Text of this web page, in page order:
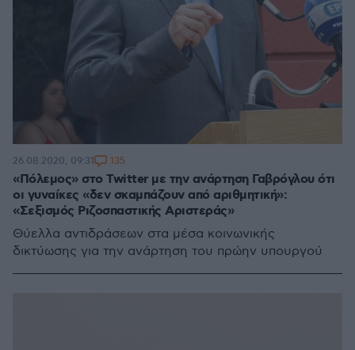
«Πόλεμος» στο Twitter με την ανάρτηση Γαβρόγλου ότι
οι γυναίκες «δεν σκαμπάζουν από αριθμητική»:
«Σεξισμός Ριζοσπαστικής Αριστεράς»
Θύελλα αντιδράσεων στα μέσα κοινωνικής
δικτύωσης για την ανάρτηση του πρώην υπουργού
26.08.2020, 09:31 135